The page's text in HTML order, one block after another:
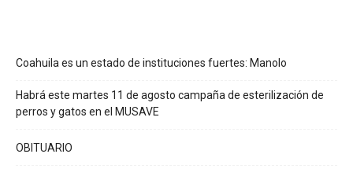
Coahuila es un estado de instituciones fuertes: Manolo
Habrá este martes 11 de agosto campaña de esterilización de
perros y gatos en el MUSAVE
OBITUARIO